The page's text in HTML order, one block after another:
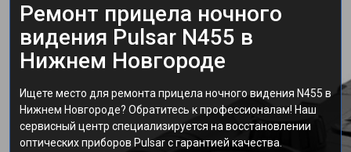
Ремонт прицела ночного
видения Pulsar N455 в
Нижнем Новгороде
Ищете место для ремонта прицела ночного видения N455 в
Нижнем Новгороде? Обратитесь к профессионалам! Наш
сервисный центр специализируется на восстановлении
оптических приборов Pulsar с гарантией качества.